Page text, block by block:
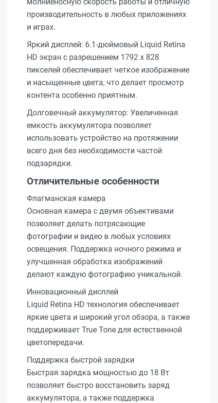
производительность в любых приложениях
и играх.
Яркий дисплей: 6.1-дюймовый Liquid Retina
HD экран с разрешением 1792 x 828
пикселей обеспечивает четкое изображение
и насыщенные цвета, что делает просмотр
контента особенно приятным.
Долговечный аккумулятор: Увеличенная
емкость аккумулятора позволяет
использовать устройство на протяжении
всего дня без необходимости частой
подзарядки.
Отличительные особенности
Флагманская камера
Основная камера с двумя объективами
позволяет делать потрясающие
фотографии и видео в любых условиях
освещения. Поддержка ночного режима и
улучшенная обработка изображений
делают каждую фотографию уникальной.
Инновационный дисплей
Liquid Retina HD технология обеспечивает
яркие цвета и широкий угол обзора, а также
поддерживает True Tone для естественной
цветопередачи.
Поддержка быстрой зарядки
Быстрая зарядка мощностью до 18 Вт
позволяет быстро восстановить заряд
аккумулятора, а также поддержка